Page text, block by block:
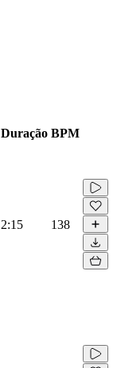
Duração BPM
2:15 138